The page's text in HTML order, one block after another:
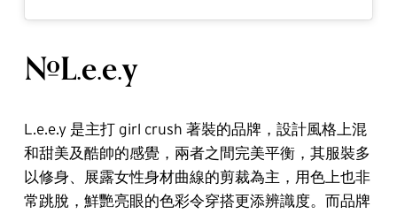
#L.e.e.y
L.e.e.y 是主打 girl crush 著裝的品牌，設計風格上混
和甜美及酷帥的感覺，兩者之間完美平衡，其服裝多
以修身、展露女性身材曲線的剪裁為主，用色上也非
常跳脫，鮮艷亮眼的色彩令穿搭更添辨識度。而品牌